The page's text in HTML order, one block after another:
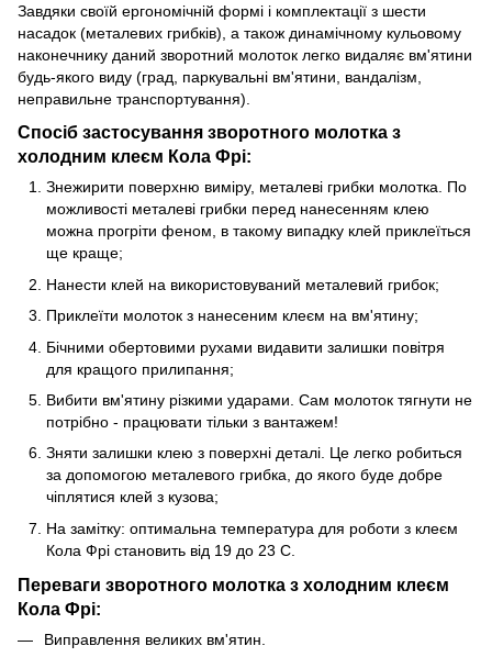
Завдяки своїй ергономічній формі і комплектації з шести
насадок (металевих грибків), а також динамічному кульовому
наконечнику даний зворотний молоток легко видаляє вм'ятини
будь-якого виду (град, паркувальні вм'ятини, вандалізм,
неправильне транспортування).
Спосіб застосування зворотного молотка з
холодним клеєм Кола Фрі:
Знежирити поверхню виміру, металеві грибки молотка. По
можливості металеві грибки перед нанесенням клею
можна прогріти феном, в такому випадку клей приклеїться
ще краще;
Нанести клей на використовуваний металевий грибок;
Приклеїти молоток з нанесеним клеєм на вм'ятину;
Бічними обертовими рухами видавити залишки повітря
для кращого прилипання;
Вибити вм'ятину різкими ударами. Сам молоток тягнути не
потрібно - працювати тільки з вантажем!
Зняти залишки клею з поверхні деталі. Це легко робиться
за допомогою металевого грибка, до якого буде добре
чіплятися клей з кузова;
На замітку: оптимальна температура для роботи з клеєм
Кола Фрі становить від 19 до 23 С.
Переваги зворотного молотка з холодним клеєм
Кола Фрі:
Виправлення великих вм'ятин.